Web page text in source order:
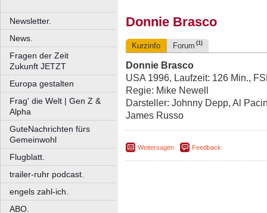
Newsletter.
News.
Fragen der Zeit
Zukunft JETZT
Europa gestalten
Frag' die Welt | Gen Z &
Alpha
GuteNachrichten fürs
Gemeinwohl
Flugblatt.
trailer-ruhr podcast.
engels zahl-ich.
ABO.
Donnie Brasco
Kurzinfo Forum (1)
Donnie Brasco
USA 1996, Laufzeit: 126 Min.,
Regie: Mike Newell
Darsteller: Johnny Depp, Al
James Russo
Weitersagen Feedback